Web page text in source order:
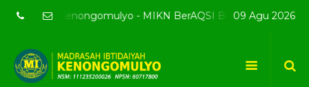
MI Kenongomulyo - MIKN BerAQSI Beradab alQuran
09 Agu 2026